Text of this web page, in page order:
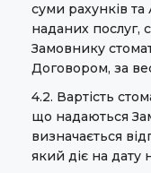
суми рахунків
наданих послуг,
Замовнику
Договором, за
4.2. Вартість
що надаються
визначається
який діє на дату